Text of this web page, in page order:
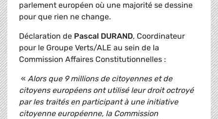
parlement européen où une majorité se dessine
pour que rien ne change.
Déclaration de Pascal DURAND, Coordinateur
pour le Groupe Verts/ALE au sein de la
Commission Affaires Constitutionnelles :
« Alors que 9 millions de citoyennes et de
citoyens européens ont utilisé leur droit octroyé
par les traités en participant à une initiative
citoyenne européenne, la Commission